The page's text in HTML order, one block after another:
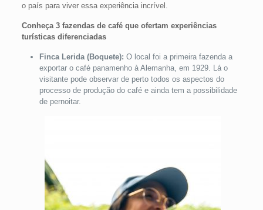
o país para viver essa experiência incrível.
Conheça 3 fazendas de café que ofertam experiências
turísticas diferenciadas
Finca Lerida (Boquete): O local foi a primeira fazenda a
exportar o café panamenho à Alemanha, em 1929. Lá o
visitante pode observar de perto todos os aspectos do
processo de produção do café e ainda tem a possibilidade
de pernoitar.